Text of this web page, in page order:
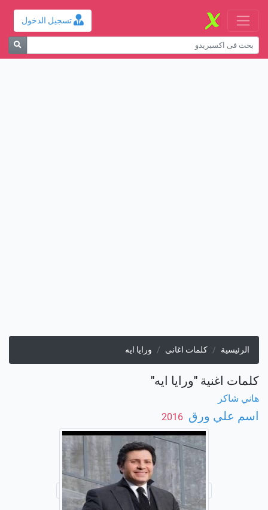
تسجيل الدخول
الرئيسية كلمات اغانى ورايا ايه
كلمات اغنية "ورايا ايه"
هاني شاكر
اسم علي ورق